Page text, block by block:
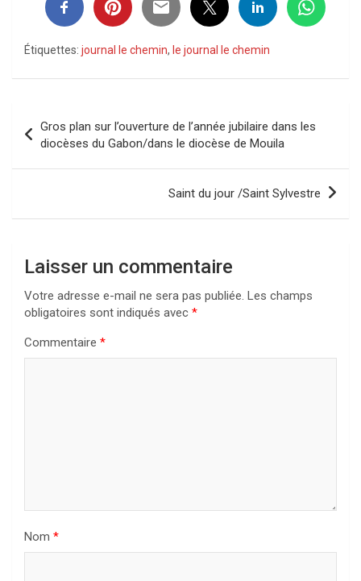
Étiquettes: journal le chemin, le journal le chemin
de
l’article
Gros plan sur l’ouverture de l’année jubilaire dans les
diocèses du Gabon/dans le diocèse de Mouila
Saint du jour /Saint Sylvestre
Laisser un commentaire
Votre adresse e-mail ne sera pas publiée. Les champs
obligatoires sont indiqués avec *
Commentaire *
Nom *